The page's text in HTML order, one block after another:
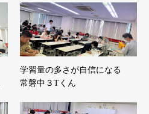
学習量の多さが自信になる
常磐中３Tくん